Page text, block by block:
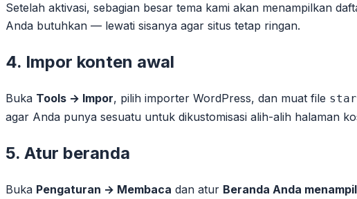
Setelah aktivasi, sebagian besar tema kami akan menampilkan
Anda butuhkan — lewati sisanya agar situs tetap ringan.
4. Impor konten awal
Buka Tools → Impor, pilih importer WordPress, dan muat file
agar Anda punya sesuatu untuk dikustomisasi alih-alih halaman
5. Atur beranda
Buka Pengaturan → Membaca dan atur Beranda Anda